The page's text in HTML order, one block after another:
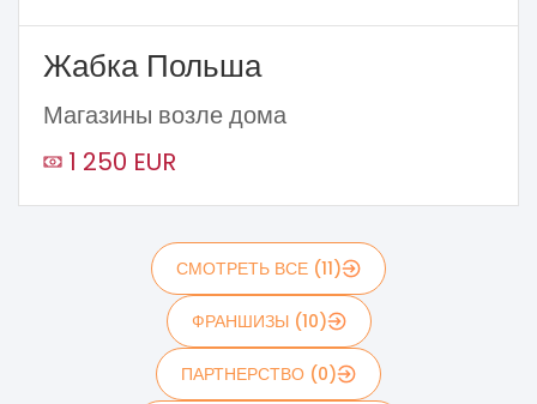
Жабка Польша
Магазины возле дома
1 250 EUR
СМОТРЕТЬ ВСЕ (11)
ФРАНШИЗЫ (10)
ПАРТНЕРСТВО (0)